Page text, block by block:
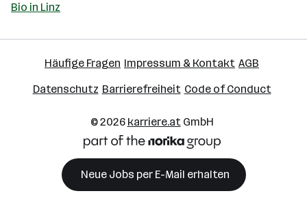
Bio in Linz
Häufige Fragen Impressum & Kontakt AGB
Datenschutz Barrierefreiheit Code of Conduct
© 2026 karriere.atGmbH
Neue Jobs per E-Mail erhalten